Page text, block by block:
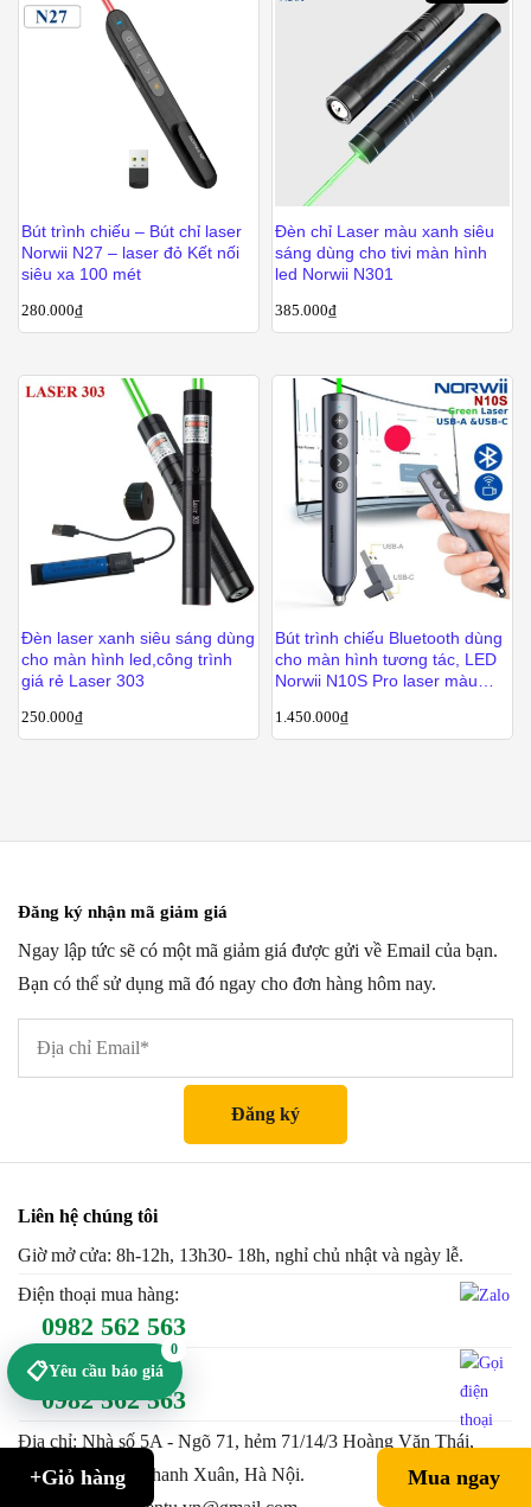
+Giỏ hàng Mua ngay
Bút trình chiếu – Bút chỉ laser
Norwii N27 – laser đỏ Kết nối
siêu xa 100 mét
280.000₫
Đèn chỉ Laser màu xanh siêu
sáng dùng cho tivi màn hình
led Norwii N301
385.000₫
Đèn laser xanh siêu sáng dùng
cho màn hình led,công trình
giá rẻ Laser 303
250.000₫
Bút trình chiếu Bluetooth dùng
cho màn hình tương tác, LED
Norwii N10S Pro laser màu
1.450.000₫
Đăng ký nhận mã giảm giá
Ngay lập tức sẽ có một mã giảm giá được gửi về Email của bạn.
Bạn có thể sử dụng mã đó ngay cho đơn hàng hôm nay.
Liên hệ chúng tôi
Giờ mở cửa: 8h-12h, 13h30- 18h, nghỉ chủ nhật và ngày lễ.
Điện thoại mua hàng:
0982 562 563
Điện thoại khiếu nại:
0982 562 563
Địa chỉ: Nhà số 5A - Ngõ 71, hẻm 71/14/3 Hoàng Văn Thái,
Khương Trung, Thanh Xuân, Hà Nội.
📋Yêu cầu báo giá
0